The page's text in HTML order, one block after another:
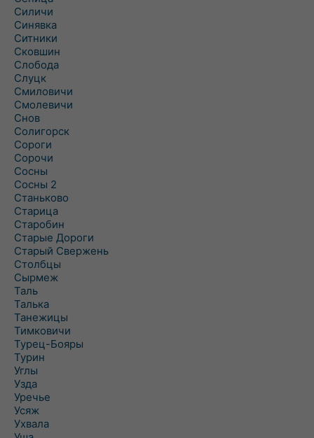
Силичи
Синявка
Ситники
Сковшин
Слобода
Слуцк
Смиловичи
Смолевичи
Снов
Солигорск
Сороги
Сорочи
Сосны
Сосны 2
Станьково
Старица
Старобин
Старые Дороги
Старый Свержень
Столбцы
Сырмеж
Таль
Талька
Танежицы
Тимковичи
Турец-Бояры
Турин
Углы
Узда
Уречье
Усяж
Ухвала